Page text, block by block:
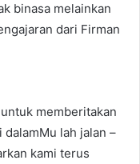
binasa melainkan
dari Firman
memberitakan
lah jalan –
kami terus